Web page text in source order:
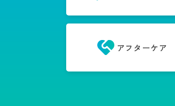
アフターケア